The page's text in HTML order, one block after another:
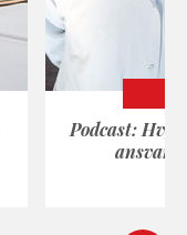
Podcast: